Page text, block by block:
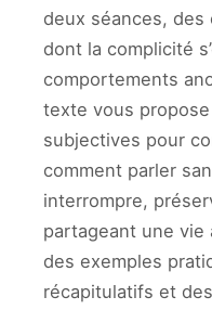
deux séances,
dont la complicité
comportements
texte vous
subjectives pour
comment parler
interrompre,
partageant une vie
des exemples
récapitulatifs et